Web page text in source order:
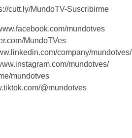
cutt.ly/MundoTV-Suscribirme
mundotves
MundoTVes
company/mundotves/
mundotves/
mundotves
@mundotves